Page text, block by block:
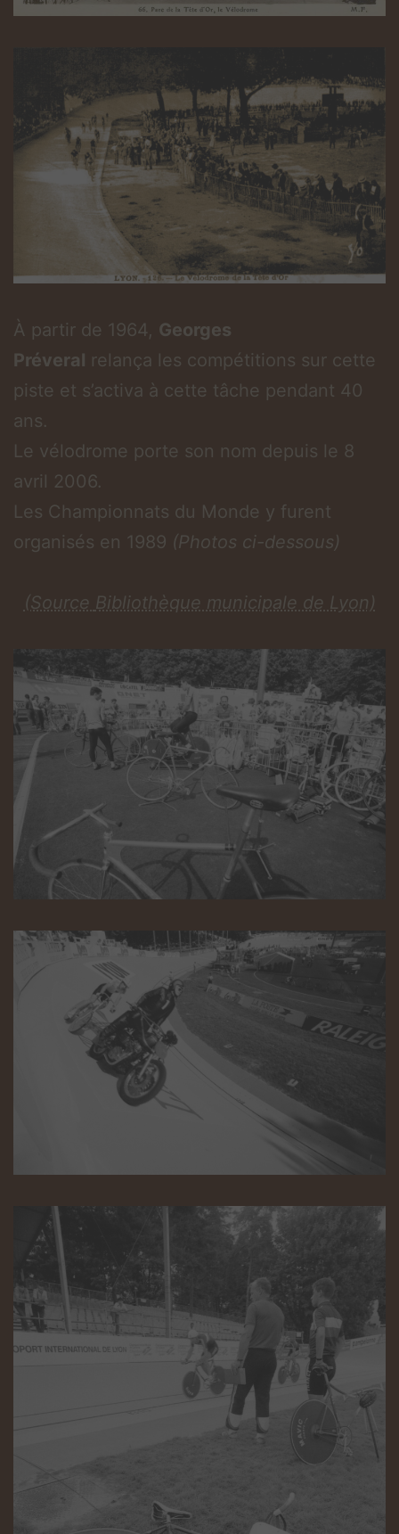
À partir de 1964, Georges
Préveral relança les compétitions sur cette
piste et s’activa à cette tâche pendant 40
ans.
Le vélodrome porte son nom depuis le 8
avril 2006.
Les Championnats du Monde y furent
organisés en 1989 (Photos ci-dessous)
(Source Bibliothèque municipale de Lyon)